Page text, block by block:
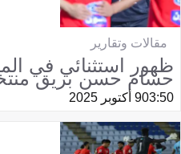
مقالات وتقارير
ظهور استثنائي في
حسام حسن بريق
03:509 أكتوبر 2025